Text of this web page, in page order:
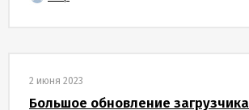
2 июня 2023
Большое обновление загрузчика